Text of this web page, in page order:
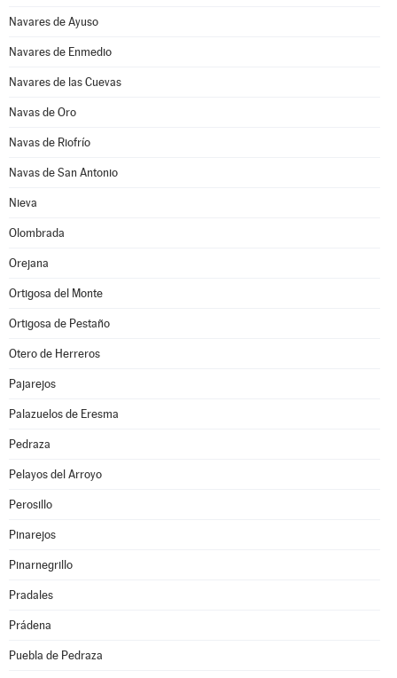
Navares de Ayuso
Navares de Enmedio
Navares de las Cuevas
Navas de Oro
Navas de Riofrío
Navas de San Antonio
Nieva
Olombrada
Orejana
Ortigosa del Monte
Ortigosa de Pestaño
Otero de Herreros
Pajarejos
Palazuelos de Eresma
Pedraza
Pelayos del Arroyo
Perosillo
Pinarejos
Pinarnegrillo
Pradales
Prádena
Puebla de Pedraza